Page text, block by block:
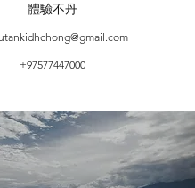
體驗不丹
+97577447000